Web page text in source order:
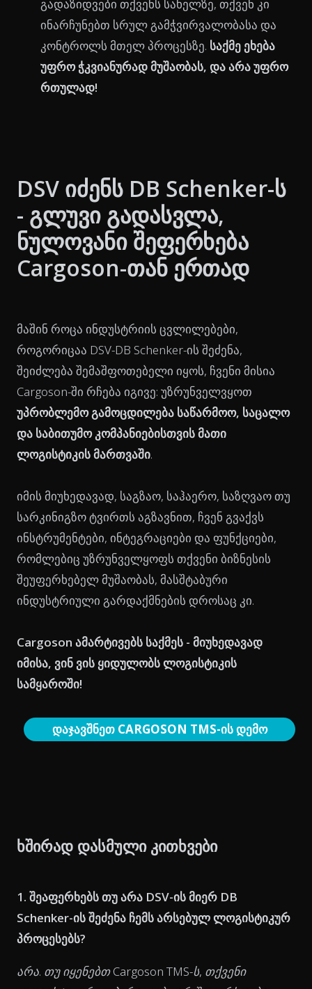
გადაზიდვები თქვენს სახელზე, თქვენ კი
ინარჩუნებთ სრულ გამჭვირვალობასა და
კონტროლს მთელ პროცესზე. საქმე ეხება
უფრო ჭკვიანურად მუშაობას, და არა უფრო
რთულად!
DSV იძენს DB Schenker-ს
- გლუვი გადასვლა,
ნულოვანი შეფერხება
Cargoson-თან ერთად
მაშინ როცა ინდუსტრიის ცვლილებები,
როგორიცაა DSV-DB Schenker-ის შეძენა,
შეიძლება შემაშფოთებელი იყოს, ჩვენი მისია
Cargoson-ში რჩება იგივე: უზრუნველვყოთ
უპრობლემო გამოცდილება საწარმოო, საცალო
და საბითუმო კომპანიებისთვის მათი
ლოგისტიკის მართვაში.
იმის მიუხედავად, საგზაო, საჰაერო, საზღვაო თუ
სარკინიგზო ტვირთს აგზავნით, ჩვენ გვაქვს
ინსტრუმენტები, ინტეგრაციები და ფუნქციები,
რომლებიც უზრუნველყოფს თქვენი ბიზნესის
შეუფერხებელ მუშაობას, მასშტაბური
ინდუსტრიული გარდაქმნების დროსაც კი.
Cargoson ამარტივებს საქმეს - მიუხედავად
იმისა, ვინ ვის ყიდულობს ლოგისტიკის
სამყაროში!
დაჯავშნეთ CARGOSON TMS-ის დემო
ხშირად დასმული კითხვები
1. შეაფერხებს თუ არა DSV-ის მიერ DB
Schenker-ის შეძენა ჩემს არსებულ ლოგისტიკურ
პროცესებს?
არა. თუ იყენებთ Cargoson TMS-ს, თქვენი